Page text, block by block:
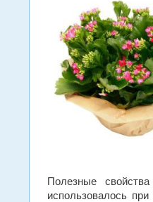
Полезные
использовалось